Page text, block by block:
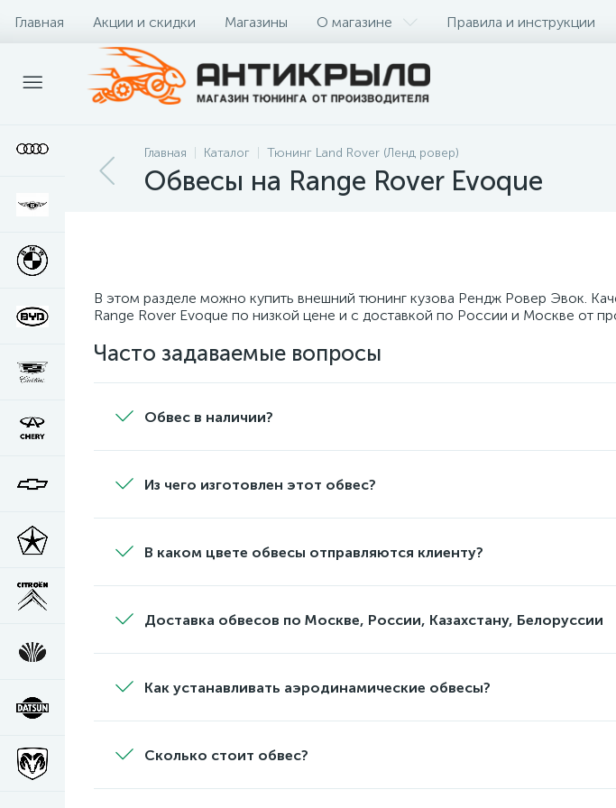
Главная Акции и скидки Магазины О магазине Правила и инструкции
Главная Каталог Тюнинг Land Rover (Ленд ровер)
Обвесы на Range Rover Evoque
В этом разделе можно купить внешний тюнинг кузова Рендж Ровер Эвок.
Range Rover Evoque по низкой цене и с доставкой по России и Москве от
Часто задаваемые вопросы
Обвес в наличии?
Из чего изготовлен этот обвес?
В каком цвете обвесы отправляются клиенту?
Доставка обвесов по Москве, России, Казахстану, Белоруссии
Как устанавливать аэродинамические обвесы?
Сколько стоит обвес?